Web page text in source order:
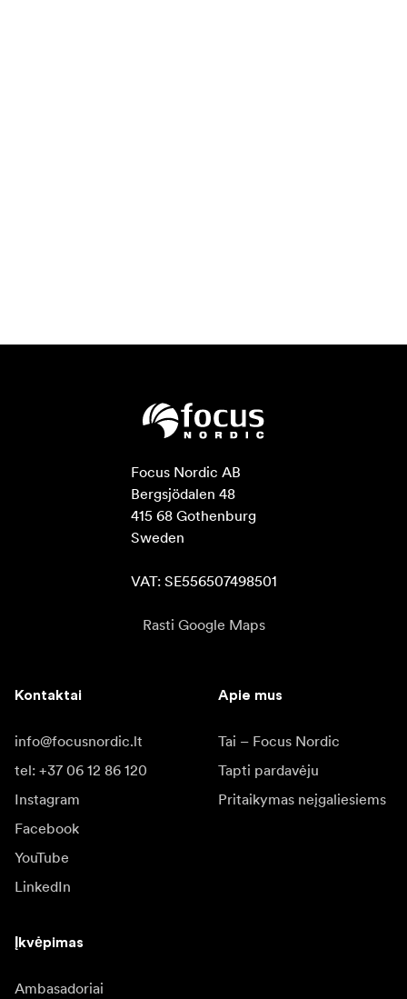
Focus Nordic AB
Bergsjödalen 48
415 68 Gothenburg
Sweden
VAT: SE556507498501
Rasti Google Maps
Kontaktai
info@focusnordic.lt
tel: +37 06 12 86 120
Instagram
Facebook
YouTube
LinkedIn
Apie mus
Tai – Focus Nordic
Tapti pardavėju
Pritaikymas neįgaliesiems
Įkvėpimas
Ambasadoriai